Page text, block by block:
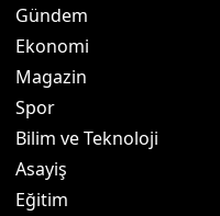
Gündem
Ekonomi
Magazin
Spor
Bilim ve Teknoloji
Asayiş
Eğitim